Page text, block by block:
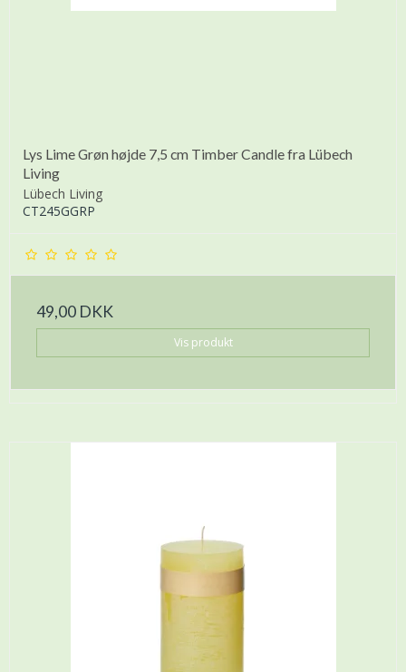
Lys Lime Grøn højde 7,5 cm Timber Candle fra Lübech
Living
Lübech Living
CT245GGRP
49,00 DKK
Vis produkt